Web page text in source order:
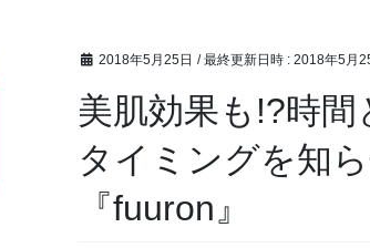
2018年5月25日 / 最終更新日時 : 2018年5月
美肌効果も!?時
タイミングを知
『fuuron』